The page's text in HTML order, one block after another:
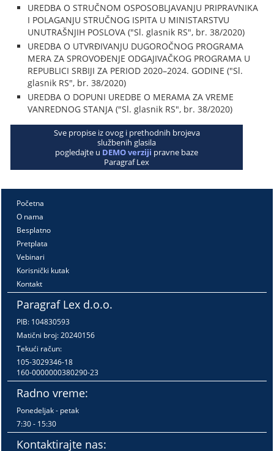
UREDBA O STRUČNOM OSPOSOBLJAVANJU PRIPRAVNIKA
I POLAGANJU STRUČNOG ISPITA U MINISTARSTVU
UNUTRAŠNJIH POSLOVA ("Sl. glasnik RS", br. 38/2020)
UREDBA O UTVRĐIVANJU DUGOROČNOG PROGRAMA
MERA ZA SPROVOĐENJE ODGAJIVAČKOG PROGRAMA U
REPUBLICI SRBIJI ZA PERIOD 2020–2024. GODINE ("Sl.
glasnik RS", br. 38/2020)
UREDBA O DOPUNI UREDBE O MERAMA ZA VREME
VANREDNOG STANJA ("Sl. glasnik RS", br. 38/2020)
Sve propise iz ovog i prethodnih brojeva
službenih glasila
pogledajte u DEMO verziji pravne baze
Paragraf Lex
Početna
O nama
Besplatno
Pretplata
Vebinari
Korisnički kutak
Kontakt
Paragraf Lex d.o.o.
PIB: 104830593
Matični broj: 20240156
Tekući račun:
105-3029346-18
160-0000000380290-23
Radno vreme:
Ponedeljak - petak
7:30 - 15:30
Kontaktirajte nas: